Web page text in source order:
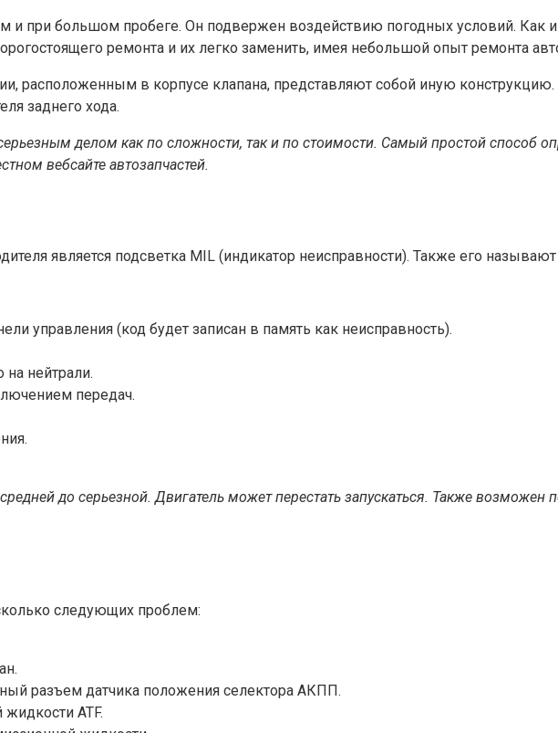
и при большом пробеге. Он подвержен воздействию погодных условий. Как
ремонта и их легко заменить, имея небольшой опыт ремонта
расположенным в корпусе клапана, представляют собой иную конструкцию.
заднего хода.
делом как по сложности, так и по стоимости. Самый простой способ
вебсайте автозапчастей.
является подсветка MIL (индикатор неисправности). Также его называют
управления (код будет записан в память как неисправность).
на нейтрали.
передач.
до серьезной. Двигатель может перестать запускаться. Также
следующих проблем:
разъем датчика положения селектора АКПП.
ATF.